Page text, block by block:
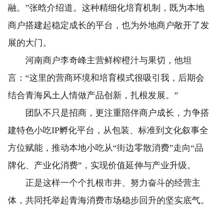
融。”张晗介绍道。这种精细化培育机制，既为本地
商户搭建起稳定成长的平台，也为外地商户敞开了发
展的大门。
河南商户李奇峰主营鲜榨橙汁与果切，他坦
言：“这里的营商环境和培育模式很吸引我，后期会
结合青海风土人情做产品创新，扎根发展。”
团队不只是招商，更注重陪伴商户成长，力争搭
建特色小吃IP孵化平台，从包装、标准到文化叙事全
方位赋能，推动本地小吃从“街边零散消费”走向“品
牌化、产业化消费”，实现价值延伸与产业升级。
正是这样一个个扎根市井、努力奋斗的经营主
体，共同托举起青海消费市场稳步回升的坚实底气。